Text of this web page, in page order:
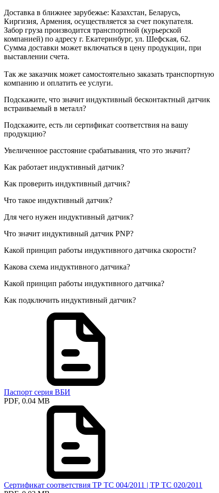
Доставка в ближнее зарубежье: Казахстан, Беларусь,
Киргизия, Армения, осуществляется за счет покупателя.
Забор груза производится транспортной (курьерской
компанией) по адресу г. Екатеринбург, ул. Шефская, 62.
Сумма доставки может включаться в цену продукции, при
выставлении счета.
Так же заказчик может самостоятельно заказать транспортную
компанию и оплатить ее услуги.
Подскажите, что значит индуктивный бесконтактный датчик
встраиваемый в металл?
Подскажите, есть ли сертификат соответствия на вашу
продукцию?
Увеличенное расстояние срабатывания, что это значит?
Как работает индуктивный датчик?
Как проверить индуктивный датчик?
Что такое индуктивный датчик?
Для чего нужен индуктивный датчик?
Что значит индуктивный датчик PNP?
Какой принцип работы индуктивного датчика скорости?
Какова схема индуктивного датчика?
Какой принцип работы индуктивного датчика?
Как подключить индуктивный датчик?
Паспорт серия ВБИ
PDF, 0.04 MB
Сертификат соответствия ТР ТС 004/2011 | ТР ТС 020/2011